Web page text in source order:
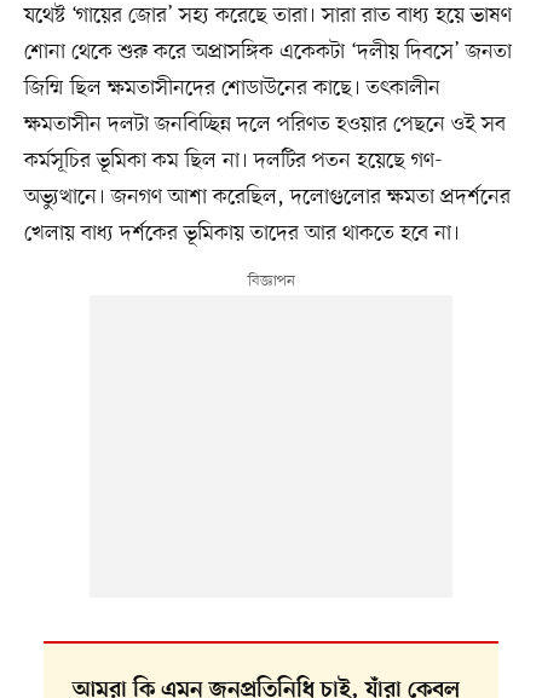
যথেষ্ট ‘গায়ের জোর’ সহ্য করেছে তারা। সারা রাত বাধ্য হয়ে ভাষণ
শোনা থেকে শুরু করে অপ্রাসঙ্গিক একেকটা ‘দলীয় দিবসে’ জনতা
জিম্মি ছিল ক্ষমতাসীনদের শোডাউনের কাছে। তৎকালীন
ক্ষমতাসীন দলটা জনবিচ্ছিন্ন দলে পরিণত হওয়ার পেছনে ওই সব
কর্মসূচির ভূমিকা কম ছিল না। দলটির পতন হয়েছে গণ-
অভ্যুত্থানে। জনগণ আশা করেছিল, দলোগুলোর ক্ষমতা প্রদর্শনের
খেলায় বাধ্য দর্শকের ভূমিকায় তাদের আর থাকতে হবে না।
আমরা কি এমন জনপ্রতিনিধি চাই, যাঁরা কেবল